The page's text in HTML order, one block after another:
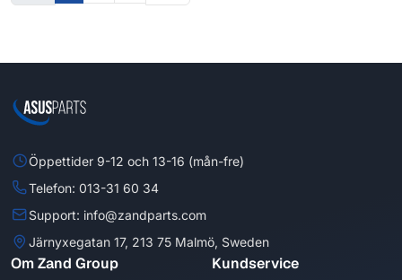
Öppettider 9-12 och 13-16 (mån-fre)
Telefon: 013-31 60 34
Support: info@zandparts.com
Järnyxegatan 17, 213 75 Malmö, Sweden
Om Zand Group Kundservice